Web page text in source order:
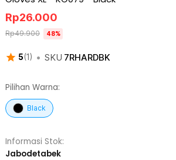
5(1 ) • SKU 7RHARDBK
Rp26.000
Rp49.900 48%
Pilihan Warna:
Black
Informasi Stok:
Jabodetabek